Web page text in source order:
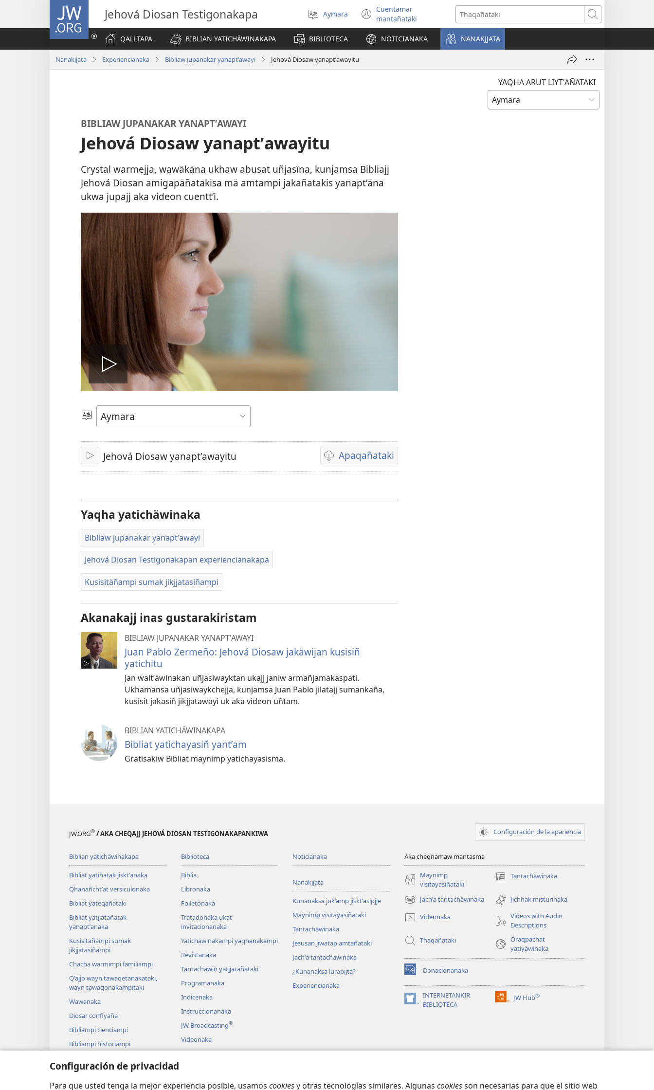
Configuración de privacidad
Para que usted tenga la mejor experiencia posible, usamos cookiesy otras tecnologías similares. Algunas cookiesson necesarias para que el sitio web
JW.ORG
Jehová Diosan Testigonakapa
Select
language
Aymara
Cuentamar
mantañataki
(opens
new
window)
Thaqañataki
QALLTAPA BIBLIAN YATICHÄWINAKAPA BIBLIOTECA NOTICIANAKA NANAKJJATA
Nanakjjata Experiencianaka Bibliaw jupanakar yanaptʼawayi Jehová Diosaw yanaptʼawayitu
YAQHA ARUT LIYTʼAÑATAKI
BIBLIAW JUPANAKAR YANAPTʼAWAYI
Jehová Diosaw yanaptʼawayitu
Crystal warmejja, wawäkäna ukhaw abusat uñjasïna, kunjamsa Bibliajj
Jehová Diosan amigapäñatakisa mä amtampi jakañatakis yanaptʼäna
ukwa jupajj aka videon cuenttʼi.
Play
video
Mä
ajlliñataki
PlayJehová Diosaw yanaptʼawayitu Apaqañataki
Video
download
Yaqha yatichäwinaka
Bibliaw jupanakar yanaptʼawayi
Jehová Diosan Testigonakapan experiencianakapa
Kusisitäñampi sumak jikjjatasiñampi
Akanakajj inas gustarakiristam
BIBLIAW JUPANAKAR YANAPTʼAWAYI
Juan Pablo Zermeño: Jehová Diosaw jakäwijan kusisiñ
yatichitu
Jan waltʼäwinakan uñjasiwayktan ukajj janiw armañjamäkaspati.
Ukhamansa uñjasiwaykchejja, kunjamsa Juan Pablo jilatajj sumankaña,
kusisit jakasiñ jikjjatawayi uk aka videon uñtam.
BIBLIAN YATICHÄWINAKAPA
Bibliat yatichayasiñ yantʼam
Gratisakiw Bibliat maynimp yatichayasisma.
JW.ORG® / AKA CHEQAJJ JEHOVÁ DIOSAN TESTIGONAKAPANKIWA Configuración de la apariencia
Biblian yatichäwinakapa
Bibliat yatiñatak jisktʼanaka
Qhanañchtʼat versiculonaka
Bibliat yateqañataki
Bibliat yatjjatañatak
yanaptʼanaka
Kusisitäñampi sumak
jikjjatasiñampi
Chacha warmimpi familiampi
Qʼajjo wayn tawaqetanakataki,
wayn tawaqonakampitaki
Wawanaka
Diosar confiyaña
Bibliampi cienciampi
Bibliampi historiampi
Biblioteca
Biblia
Libronaka
Folletonaka
Tratadonaka ukat
invitacionanaka
Yatichäwinakampi yaqhanakampi
Revistanaka
Tantachäwin yatjjatañataki
Programanaka
Indicenaka
Instruccionanaka
JW Broadcasting®
Videonaka
Cancionanaka
Bibliat liytʼat dramanaka
Noticianaka
Nanakjjata
Kunanaksa jukʼamp jisktʼasipjje
Maynimp visitayasiñataki
Tantachäwinaka
Jesusan jiwatap amtañataki
Jachʼa tantachäwinaka
¿Kunanaksa lurapjjta?
Experiencianaka
Aka cheqnamaw mantasma
Maynimp
visitayasiñataki
Tantachäwinaka
(opens
window)
Jachʼa tantachäwinaka
(opens
new
window)
Jichhak misturinaka
Videonaka
Videos with Audio
Descriptions
Thaqañataki
Oraqpachat
yatiyäwinaka
Donacionanaka
(opens
new
window)INTERNETANKIR
BIBLIOTECA
(opens
JW Hub®
(opens